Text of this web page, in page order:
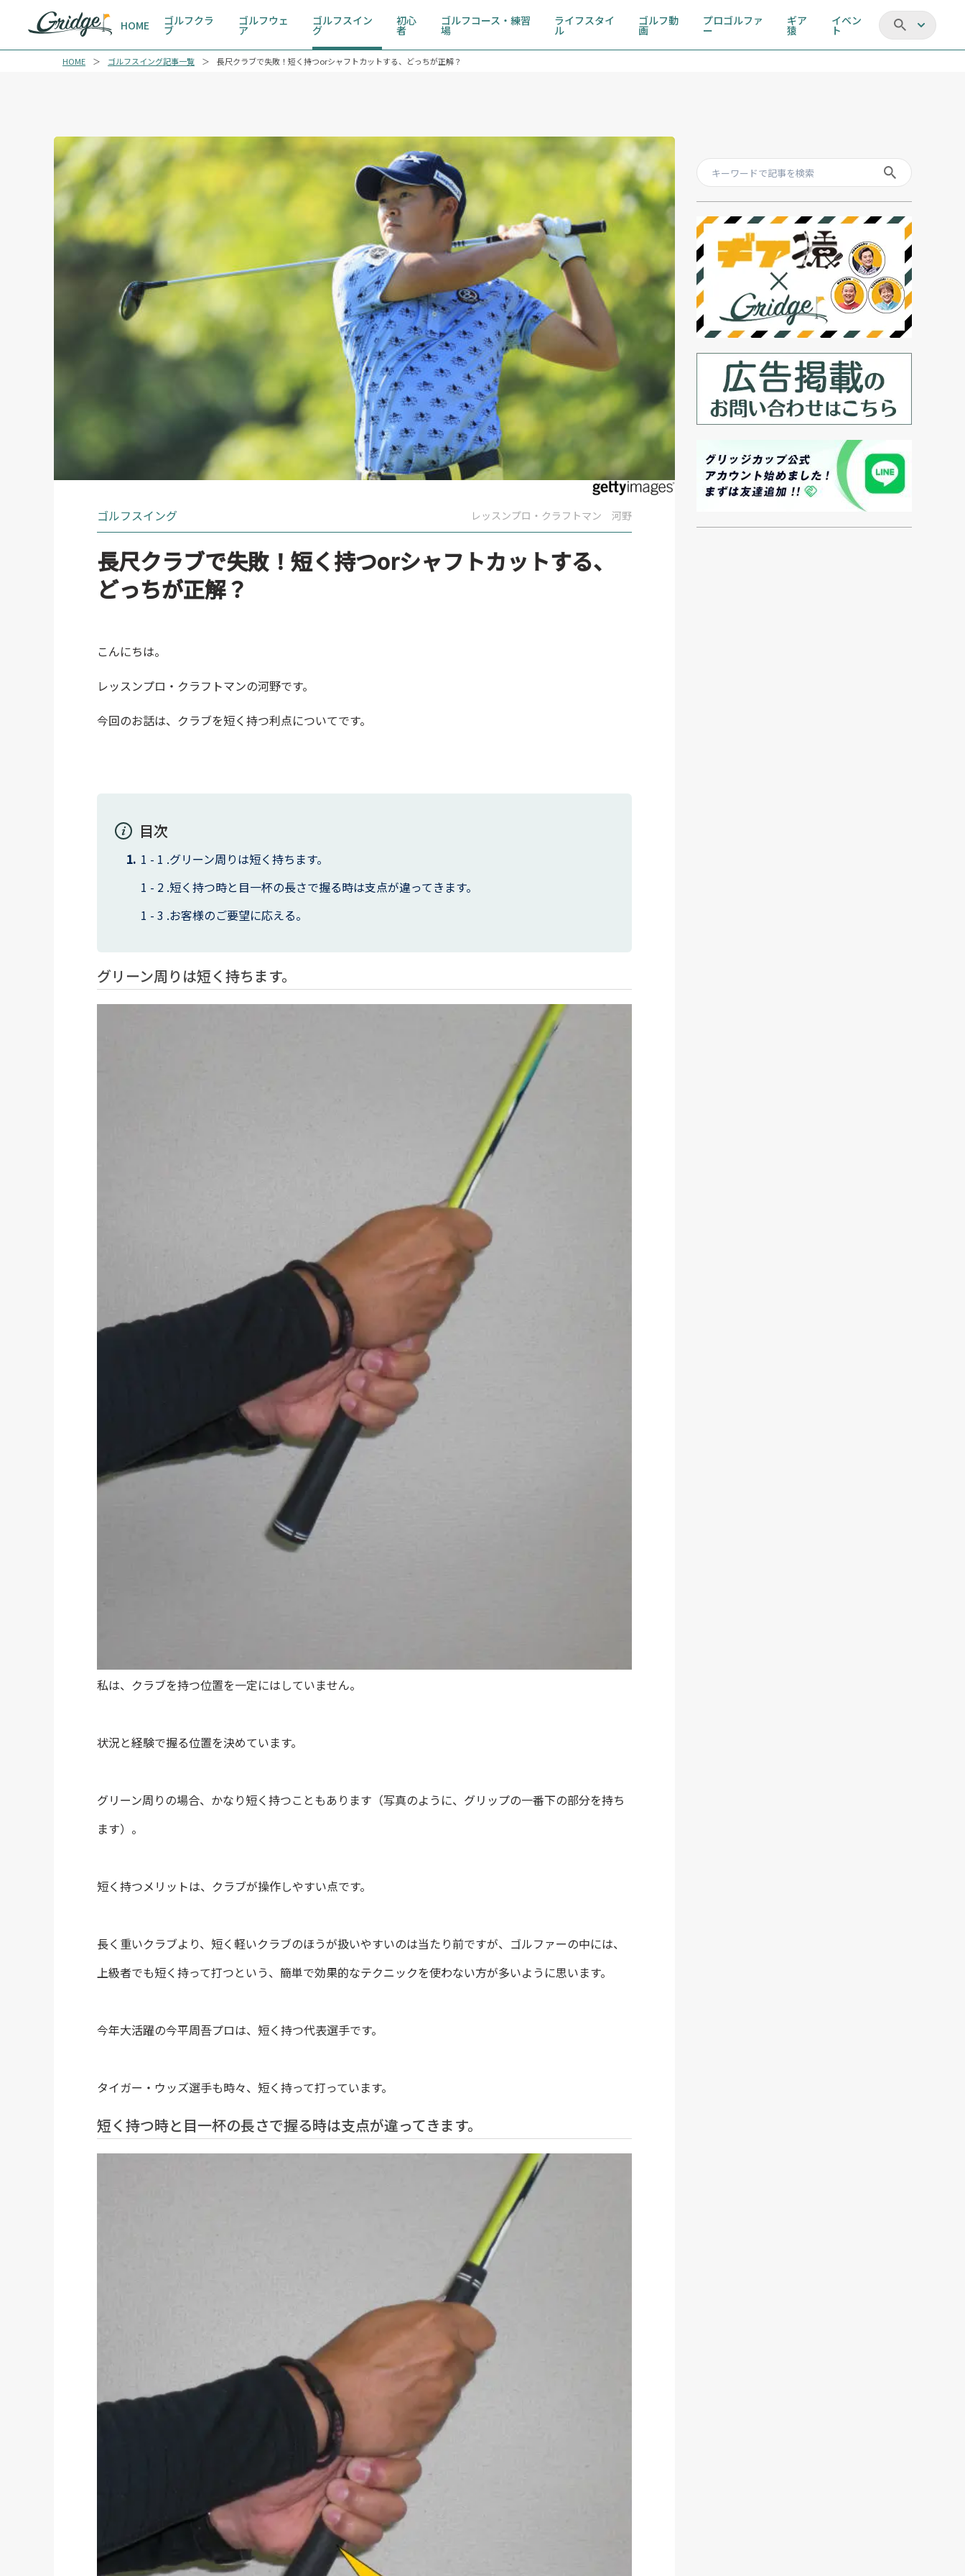
HOME ゴルフクラ
ブ
ゴルフウェ
ア
ゴルフスイン
グ
初心
者
ゴルフコース・練習
場
ライフスタイ
ル
ゴルフ動
画
プロゴルファ
ー
ギア
猿
イベン
ト
HOME ゴルフスイング記事一覧 長尺クラブで失敗！短く持つorシャフトカットする、どっちが正解？
ゴルフスイング レッスンプロ・クラフトマン 河野
長尺クラブで失敗！短く持つorシャフトカットする、
どっちが正解？
こんにちは。
レッスンプロ・クラフトマンの河野です。
今回のお話は、クラブを短く持つ利点についてです。
目次
グリーン周りは短く持ちます。
短く持つ時と目一杯の長さで握る時は支点が違ってきます。
お客様のご要望に応える。
グリーン周りは短く持ちます。
私は、クラブを持つ位置を一定にはしていません。
状況と経験で握る位置を決めています。
グリーン周りの場合、かなり短く持つこともあります（写真のように、グリップの一番下の部分を持ち
ます）。
短く持つメリットは、クラブが操作しやすい点です。
長く重いクラブより、短く軽いクラブのほうが扱いやすいのは当たり前ですが、ゴルファーの中には、
上級者でも短く持って打つという、簡単で効果的なテクニックを使わない方が多いように思います。
今年大活躍の今平周吾プロは、短く持つ代表選手です。
タイガー・ウッズ選手も時々、短く持って打っています。
短く持つ時と目一杯の長さで握る時は支点が違ってきます。